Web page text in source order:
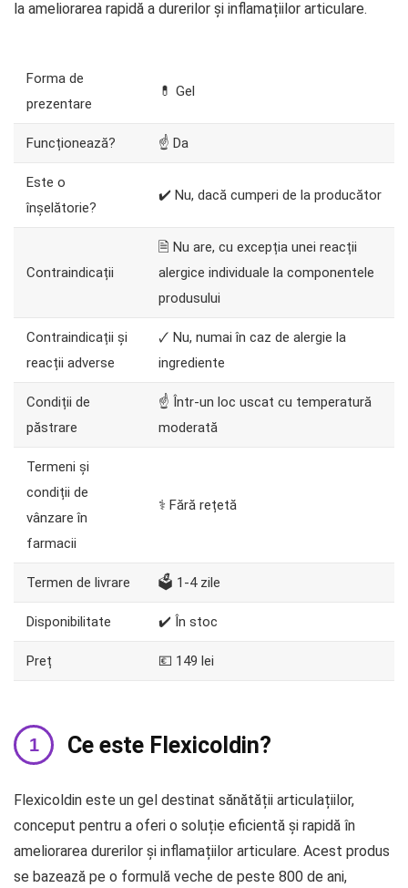
la ameliorarea rapidă a durerilor și inflamațiilor articulare.
Forma de
prezentare
💊 Gel
Funcționează? ☝ Da
Este o
înșelătorie?
✔️ Nu, dacă cumperi de la producător
Contraindicații
🗎 Nu are, cu excepția unei reacții
alergice individuale la componentele
produsului
Contraindicații și
reacții adverse
🗸 Nu, numai în caz de alergie la
ingrediente
Condiții de
păstrare
☝ Într-un loc uscat cu temperatură
moderată
Termeni și
condiții de
vânzare în
farmacii
⚕️ Fără rețetă
Termen de livrare 🗳️ 1-4 zile
Disponibilitate ✔️ În stoc
Preț 💶 149 lei
Ce este Flexicoldin?
Flexicoldin este un gel destinat sănătății articulațiilor,
conceput pentru a oferi o soluție eficientă și rapidă în
ameliorarea durerilor și inflamațiilor articulare. Acest produs
se bazează pe o formulă veche de peste 800 de ani,